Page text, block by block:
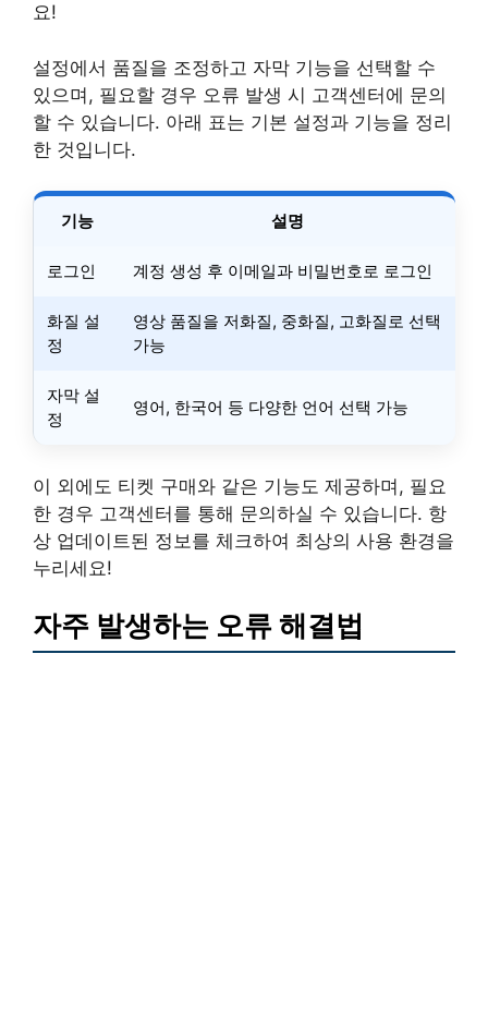
요!
설정에서 품질을 조정하고 자막 기능을 선택할 수
있으며, 필요할 경우 오류 발생 시 고객센터에 문의
할 수 있습니다. 아래 표는 기본 설정과 기능을 정리
한 것입니다.
기능 설명
로그인 계정 생성 후 이메일과 비밀번호로 로그인
화질 설
정
영상 품질을 저화질, 중화질, 고화질로 선택
가능
자막 설
정
영어, 한국어 등 다양한 언어 선택 가능
이 외에도 티켓 구매와 같은 기능도 제공하며, 필요
한 경우 고객센터를 통해 문의하실 수 있습니다. 항
상 업데이트된 정보를 체크하여 최상의 사용 환경을
누리세요!
자주 발생하는 오류 해결법